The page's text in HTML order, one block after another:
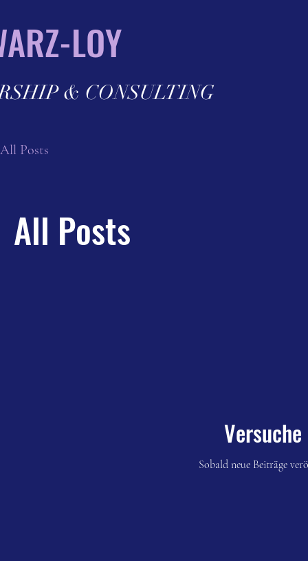
LOY
& CONSULTING
All Posts
All Posts
Sobald neue Beiträge